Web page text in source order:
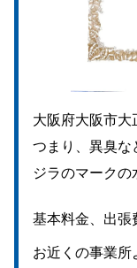
大阪府大阪市
つまり、異臭な
ジラのマークの
基本料金、出張
お近くの事業所